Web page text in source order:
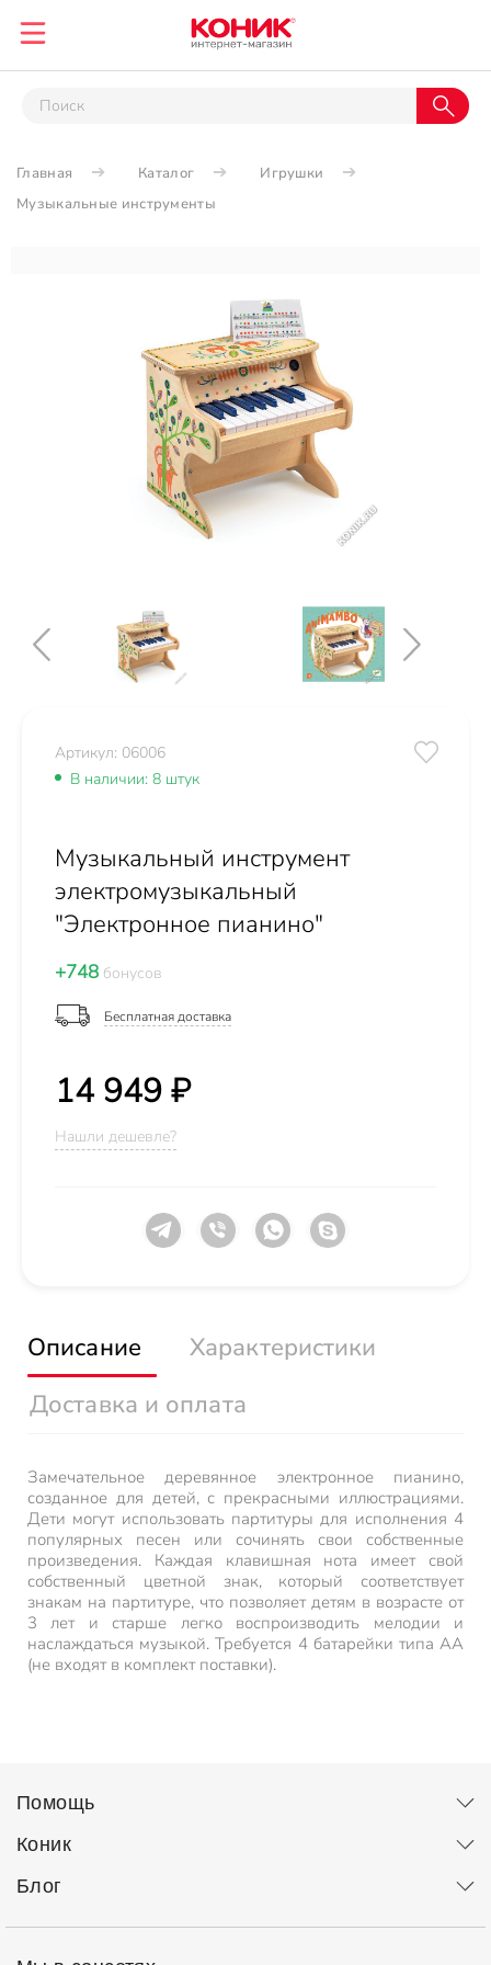
Главная Каталог
Игрушки
Музыкальные инструменты
Артикул: 06006
В наличии: 8 штук
Музыкальный инструмент
электромузыкальный
"Электронное пианино"
+748 бонусов
Бесплатная доставка
14 949 ₽
Нашли дешевле?
Описание
Характеристики
Доставка и оплата
Замечательное деревянное электронное пианино,
созданное для детей, с прекрасными иллюстрациями.
Дети могут использовать партитуры для исполнения 4
популярных песен или сочинять свои собственные
произведения. Каждая клавишная нота имеет свой
собственный цветной знак, который соответствует
знакам на партитуре, что позволяет детям в возрасте от
3 лет и старше легко воспроизводить мелодии и
наслаждаться музыкой. Требуется 4 батарейки типа АА
(не входят в комплект поставки).
Помощь
Коник
Блог